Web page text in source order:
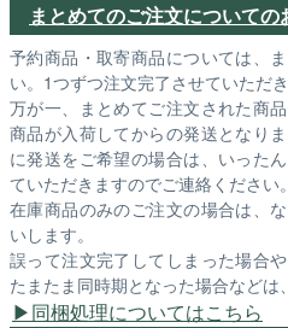
まとめてのご注文についての
予約商品・取寄商品については、
い。1つずつ注文完了させていただ
万が一、まとめてご注文された商
商品が入荷してからの発送となり
に発送をご希望の場合は、いった
ていただきますのでご連絡ください。
在庫商品のみのご注文の場合は、
いします。
誤って注文完了してしまった場合
たまたま同時期となった場合などは
同梱処理についてはこちら